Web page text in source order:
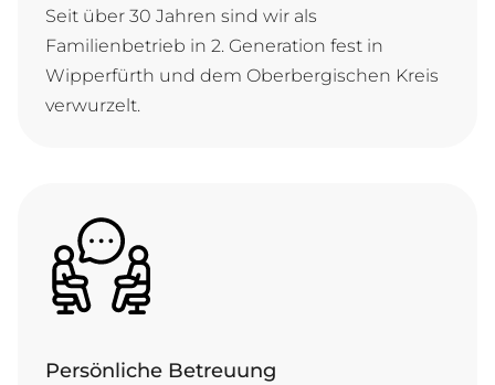
Seit über 30 Jahren sind wir als
Familienbetrieb in 2. Generation fest in
Wipperfürth und dem Oberbergischen Kreis
verwurzelt.
Persönliche Betreuung